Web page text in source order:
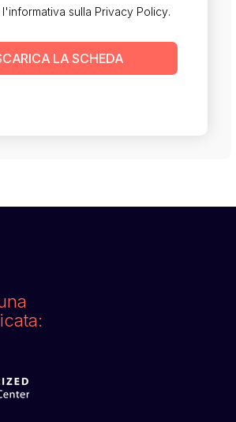
sulla Privacy Policy.
LA SCHEDA